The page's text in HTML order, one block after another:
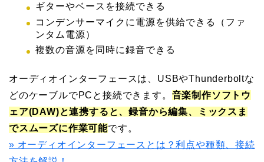
ギターやベースを接続できる
コンデンサーマイクに電源を供給できる（ファ
ンタム電源）
複数の音源を同時に録音できる
オーディオインターフェースは、USBやThunderboltな
どのケーブルでPCと接続できます。 音楽制作ソフトウ
ェア(DAW)と連携すると、録音から編集、ミックスま
でスムーズに作業可能です。
» オーディオインターフェースとは？利点や種類、接続